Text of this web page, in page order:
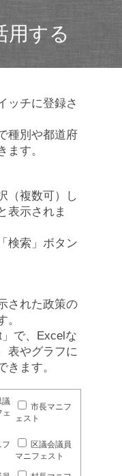
用する
ッチに登録さ
種別や都道府
ます。
（複数可）し
表示されま
検索」ボタン
された政策の
。
で、Excelな
表やグラフに
きます。
議
ェ
市長マニフ
ェスト
フ
区議会議員
マニフェスト